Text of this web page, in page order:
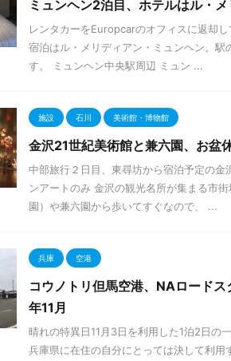
ミュンヘン2泊目、ホテルはル・
レンタカーをEuropcarのオフィスに返却
宿泊はル・メリディアン・ミュンヘン。
す。 ミュンヘン中央駅周辺 ミュン ...
施設 石川 美術館・博物館
金沢21世紀美術館と兼六園、お盆
中部旅行２日目、東尋坊から宿泊予定の
ンアートのみ 金沢の観光名所が集まる市
園）や兼六園から歩いてすぐなので、 ...
兵庫 空港
コウノトリ但馬空港、NAロード
年11月
晴れの特異日11月3日を利用した1泊2日の
兵庫県に在住の自分にとっては決して利用